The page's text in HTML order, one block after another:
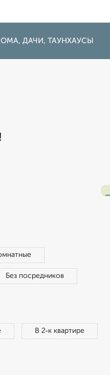
ДАЧИ, ТАУНХАУСЫ
Без посредников
В 2‑к квартире